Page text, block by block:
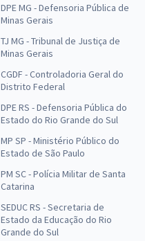
DPE MG - Defensoria Pública de
Minas Gerais
TJ MG - Tribunal de Justiça de
Minas Gerais
CGDF - Controladoria Geral do
Distrito Federal
DPE RS - Defensoria Pública do
Estado do Rio Grande do Sul
MP SP - Ministério Público do
Estado de São Paulo
PM SC - Polícia Militar de Santa
Catarina
SEDUC RS - Secretaria de
Estado da Educação do Rio
Grande do Sul